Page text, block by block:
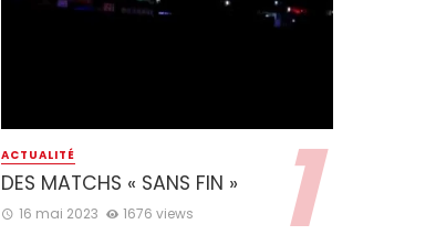
ACTUALITÉ
DES MATCHS « SANS FIN »
16 mai 2023 1676 views